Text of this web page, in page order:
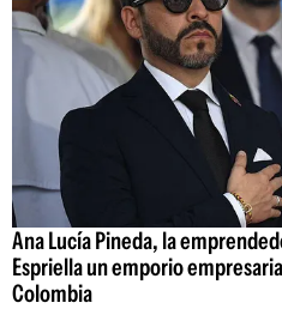
Ana Lucía Pineda, la
Espriella un emporio
Colombia